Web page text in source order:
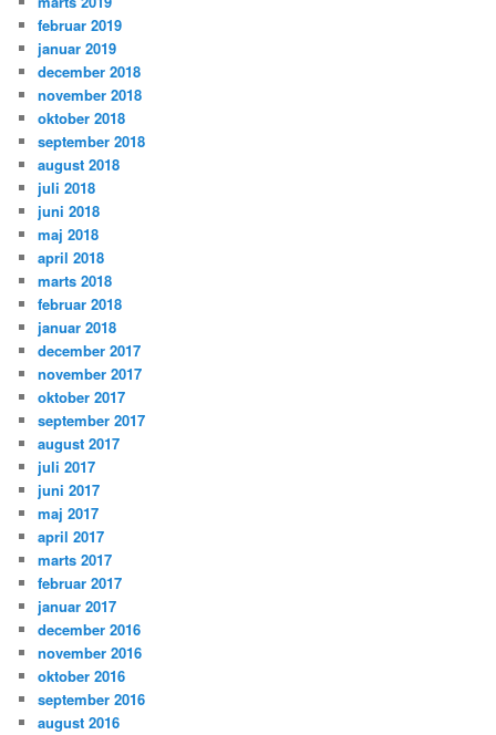
februar 2019
januar 2019
december 2018
november 2018
oktober 2018
september 2018
august 2018
juli 2018
juni 2018
maj 2018
april 2018
marts 2018
februar 2018
januar 2018
december 2017
november 2017
oktober 2017
september 2017
august 2017
juli 2017
juni 2017
maj 2017
april 2017
marts 2017
februar 2017
januar 2017
december 2016
november 2016
oktober 2016
september 2016
august 2016